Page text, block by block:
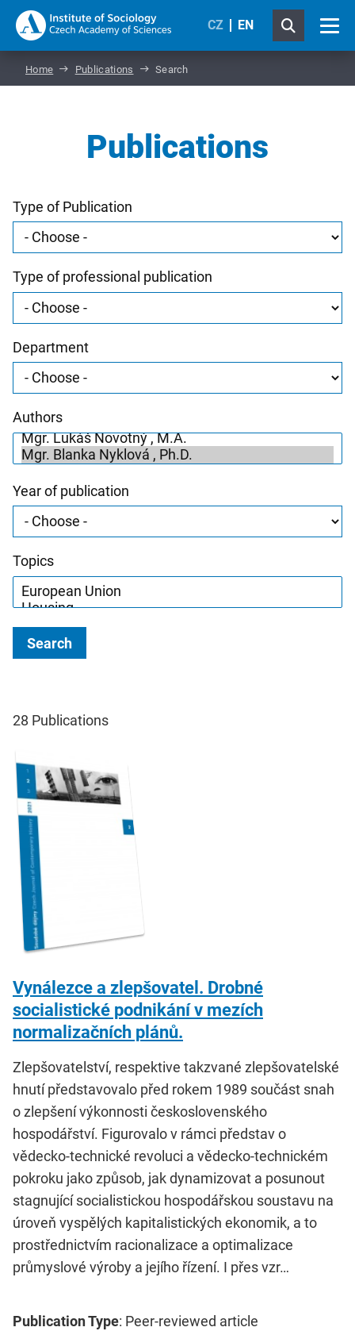
CZ EN
Home Publications Search
Publications
Type of Publication
Type of professional publication
Department
Authors
Year of publication
Topics
Search
28 Publications
Vynálezce a zlepšovatel. Drobné
socialistické podnikání v mezích
normalizačních plánů.
Zlepšovatelství, respektive takzvané zlepšovatelské
hnutí představovalo před rokem 1989 součást snah
o zlepšení výkonnosti československého
hospodářství. Figurovalo v rámci představ o
vědecko-technické revoluci a vědecko-technickém
pokroku jako způsob, jak dynamizovat a posunout
stagnující socialistickou hospodářskou soustavu na
úroveň vyspělých kapitalistických ekonomik, a to
prostřednictvím racionalizace a optimalizace
průmyslové výroby a jejího řízení. I přes vzr…
Publication Type: Peer-reviewed article